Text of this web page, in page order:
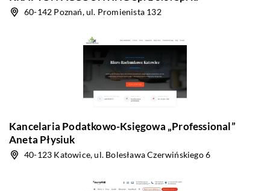
60-142 Poznań, ul. Promienista 132
Kancelaria Podatkowo-Księgowa „Professional”
Aneta Płysiuk
40-123 Katowice, ul. Bolesława Czerwińskiego 6